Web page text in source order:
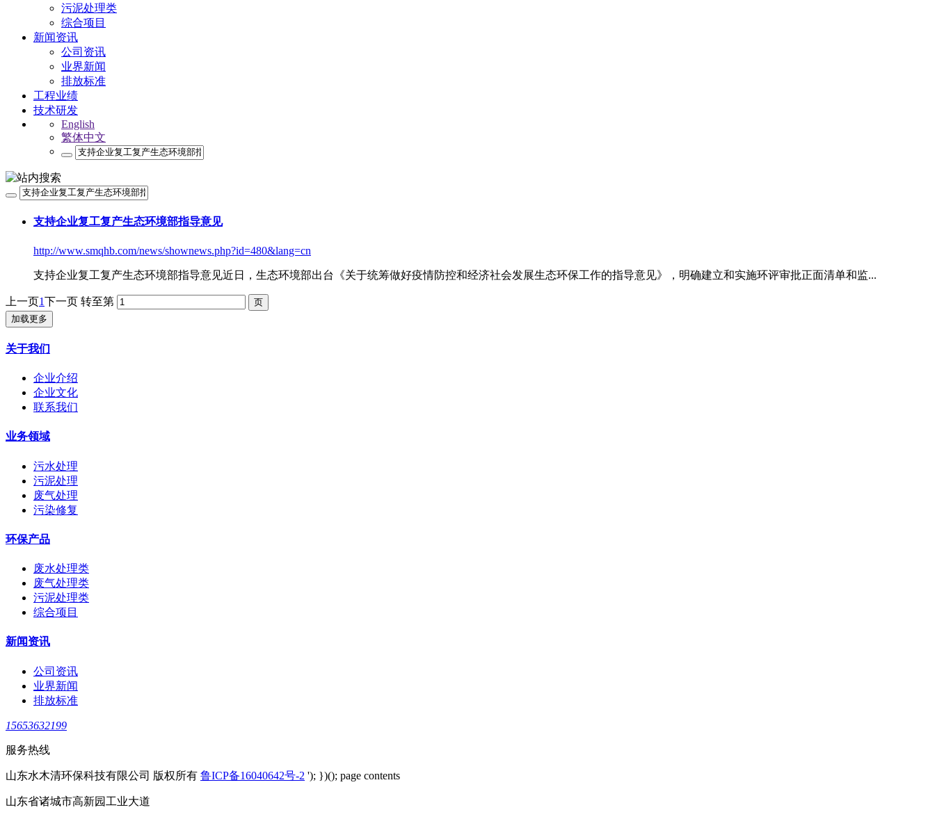
污泥处理类
综合项目
新闻资讯
公司资讯
业界新闻
排放标准
工程业绩
技术研发
English
繁体中文
支持企业复工复产生态环境部指导意见
http://www.smqhb.com/news/shownews.php?id=480&lang=cn
支持企业复工复产生态环境部指导意见近日，生态环境部出台《关于统筹做好疫情防控和经济社会发展生态环保工作的指导意见》，明确建立和实施环评审批正面清单和监...
上一页1下一页 转至第
加载更多
关于我们
企业介绍
企业文化
联系我们
业务领域
污水处理
污泥处理
废气处理
污染修复
环保产品
废水处理类
废气处理类
污泥处理类
综合项目
新闻资讯
公司资讯
业界新闻
排放标准
15653632199
服务热线
山东水木清环保科技有限公司 版权所有 鲁ICP备16040642号-2 '); })(); page contents
山东省诸城市高新园工业大道